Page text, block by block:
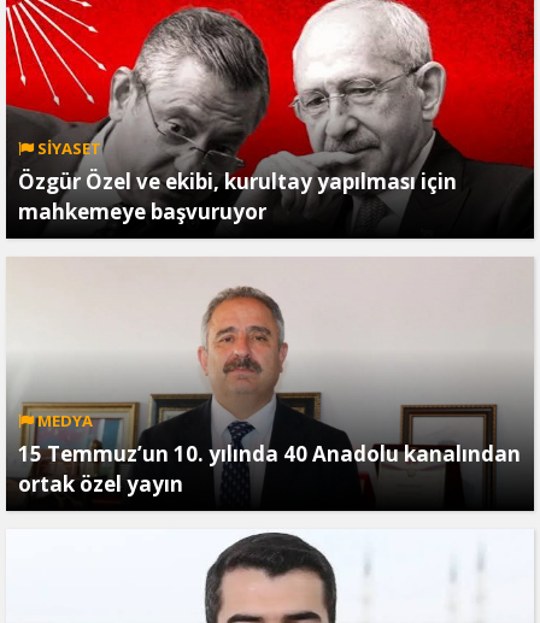
SİYASET
Özgür Özel ve ekibi, kurultay yapılması için
mahkemeye başvuruyor
MEDYA
15 Temmuz’un 10. yılında 40 Anadolu kanalından
ortak özel yayın